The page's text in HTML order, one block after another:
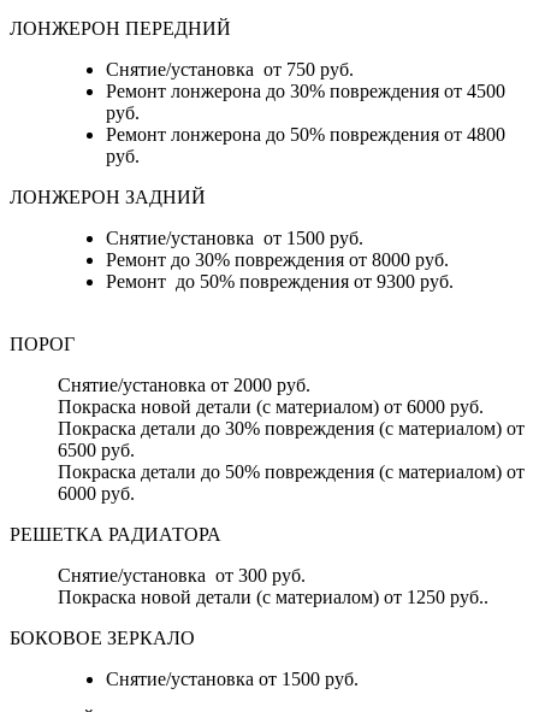
ЛОНЖЕРОН ПЕРЕДНИЙ
Снятие/установка от 750 руб.
Ремонт лонжерона до 30% повреждения от 4500
руб.
Ремонт лонжерона до 50% повреждения от 4800
руб.
ЛОНЖЕРОН ЗАДНИЙ
Снятие/установка от 1500 руб.
Ремонт до 30% повреждения от 8000 руб.
Ремонт до 50% повреждения от 9300 руб.
ПОРОГ
Снятие/установка от 2000 руб.
Покраска новой детали (с материалом) от 6000 руб.
Покраска детали до 30% повреждения (с материалом) от
6500 руб.
Покраска детали до 50% повреждения (с материалом) от
6000 руб.
РЕШЕТКА РАДИАТОРА
Снятие/установка от 300 руб.
Покраска новой детали (с материалом) от 1250 руб..
БОКОВОЕ ЗЕРКАЛО
Снятие/установка от 1500 руб.